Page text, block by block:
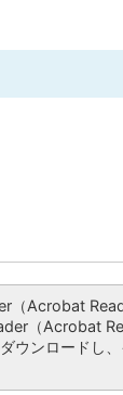
（Acrobat
（Acrobat
ウンロードし